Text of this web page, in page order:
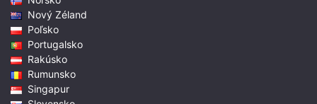
Nový Zéland
Poľsko
Portugalsko
Rakúsko
Rumunsko
Singapur